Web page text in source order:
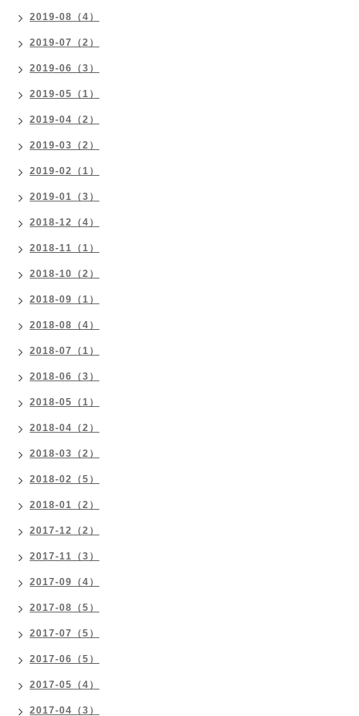
2019-08（4）
2019-07（2）
2019-06（3）
2019-05（1）
2019-04（2）
2019-03（2）
2019-02（1）
2019-01（3）
2018-12（4）
2018-11（1）
2018-10（2）
2018-09（1）
2018-08（4）
2018-07（1）
2018-06（3）
2018-05（1）
2018-04（2）
2018-03（2）
2018-02（5）
2018-01（2）
2017-12（2）
2017-11（3）
2017-09（4）
2017-08（5）
2017-07（5）
2017-06（5）
2017-05（4）
2017-04（3）